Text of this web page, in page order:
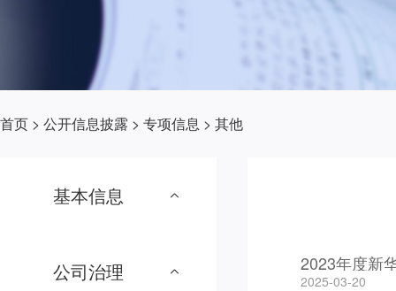
首页 > 公开信息披露 > 专项信息 > 其他
基本信息
公司治理 2023年度新
2025-03-20